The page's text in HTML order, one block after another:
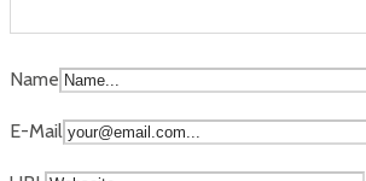
Name
E-Mail